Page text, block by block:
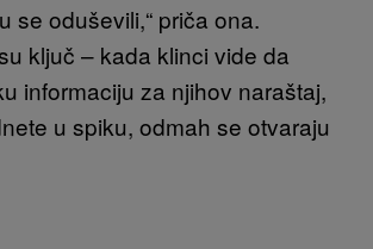
se oduševili,“ priča ona.
ključ – kada klinci vide da
informaciju za njihov naraštaj,
u spiku, odmah se otvaraju